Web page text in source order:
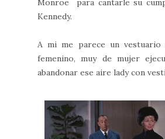
Monroe para cantarle su
Kennedy.
A mi me parece un
femenino, muy de mujer
abandonar ese aire lady con